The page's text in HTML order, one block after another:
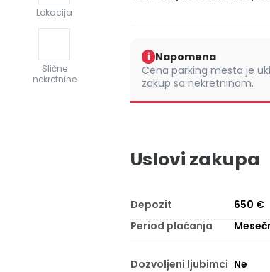
Lokacija
Slične
nekretnine
i Napomena
Cena parking mesta je
zakup sa nekretninom.
Uslovi zakupa
Depozit 650 €
Period plaćanja
Dozvoljeni ljubimci Ne